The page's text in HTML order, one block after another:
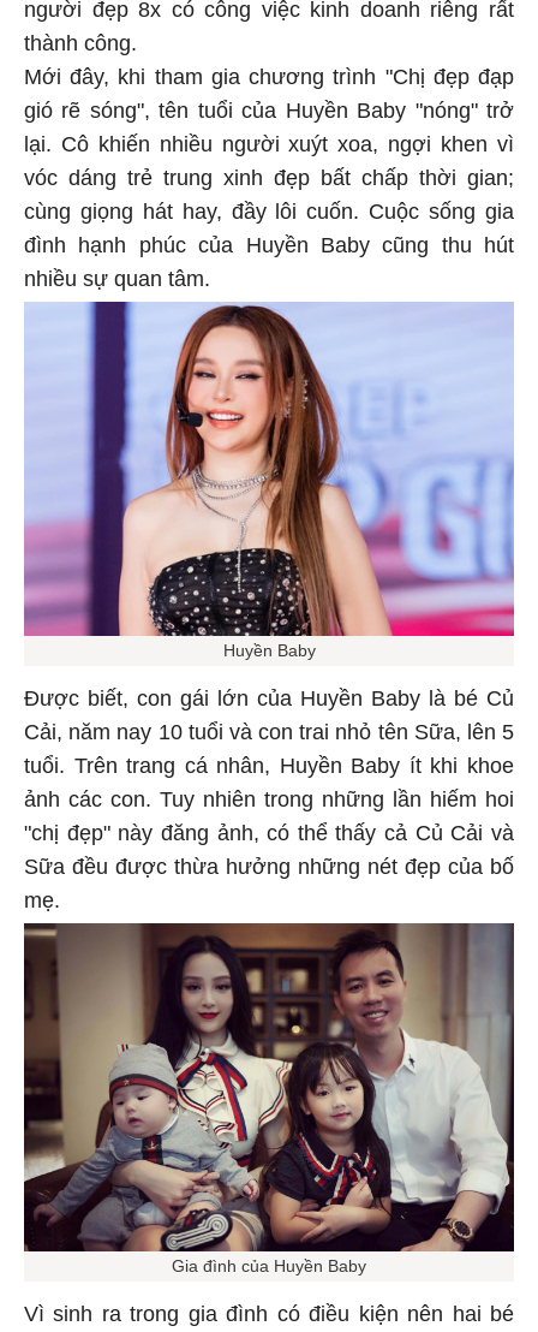
người đẹp 8x có công việc kinh doanh riêng rất
thành công.
Mới đây, khi tham gia chương trình "Chị đẹp đạp
gió rẽ sóng", tên tuổi của Huyền Baby "nóng" trở
lại. Cô khiến nhiều người xuýt xoa, ngợi khen vì
vóc dáng trẻ trung xinh đẹp bất chấp thời gian;
cùng giọng hát hay, đầy lôi cuốn. Cuộc sống gia
đình hạnh phúc của Huyền Baby cũng thu hút
nhiều sự quan tâm.
Huyền Baby
Được biết, con gái lớn của Huyền Baby là bé Củ
Cải, năm nay 10 tuổi và con trai nhỏ tên Sữa, lên 5
tuổi. Trên trang cá nhân, Huyền Baby ít khi khoe
ảnh các con. Tuy nhiên trong những lần hiếm hoi
"chị đẹp" này đăng ảnh, có thể thấy cả Củ Cải và
Sữa đều được thừa hưởng những nét đẹp của bố
mẹ.
Gia đình của Huyền Baby
Vì sinh ra trong gia đình có điều kiện nên hai bé